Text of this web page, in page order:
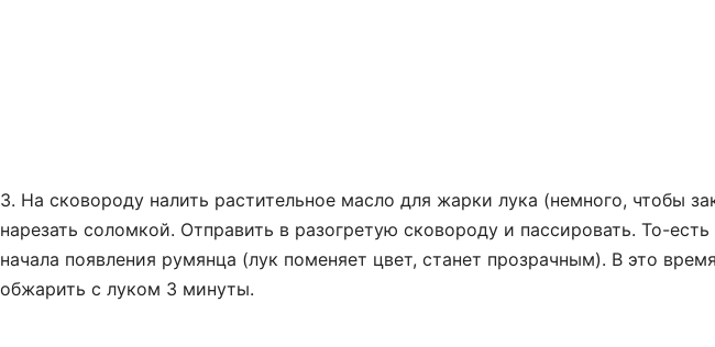
3. На сковороду налить растительное масло для жарки лука (немного, чтобы
нарезать соломкой. Отправить в разогретую сковороду и пассировать. То-
начала появления румянца (лук поменяет цвет, станет прозрачным). В это
обжарить с луком 3 минуты.